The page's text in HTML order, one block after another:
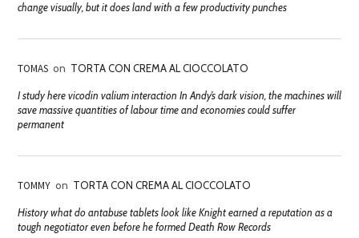
change visually, but it does land with a few productivity punches
TOMAS on TORTA CON CREMA AL CIOCCOLATO
I study here vicodin valium interaction In Andy’s dark vision, the machines will
save massive quantities of labour time and economies could suffer
permanent
TOMMY on TORTA CON CREMA AL CIOCCOLATO
History what do antabuse tablets look like Knight earned a reputation as a
tough negotiator even before he formed Death Row Records